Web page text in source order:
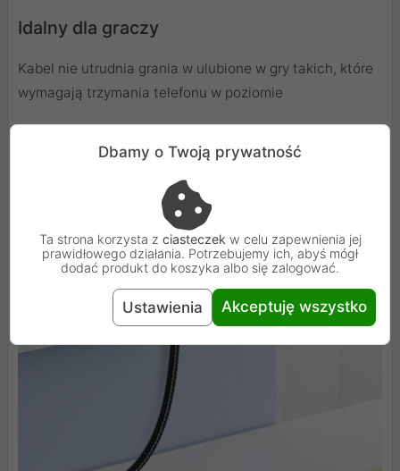
Idalny dla graczy
Kabel nie utrudnia grania w ulubione w gry takich, które
wymagają trzymania telefonu w poziomie
Wysoka jakość wykonania
Materiały z których wykonano produkt zapewniają długi
okres i bezpieczeństwo użytkowania
Dbamy o Twoją prywatność
Ta strona korzysta z ciasteczek w celu zapewnienia jej
prawidłowego działania. Potrzebujemy ich, abyś mógł
dodać produkt do koszyka albo się zalogować.
Ustawienia Akceptuję wszystko